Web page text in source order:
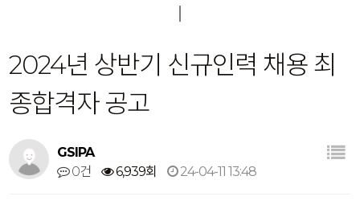
2024년 상반기 신규인력 채용 최
종합격자 공고
GSIPA
0건
6,939회 24-04-11 13:48